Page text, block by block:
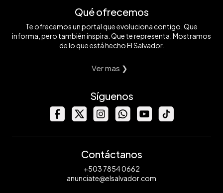
Qué ofrecemos
Te ofrecemos un portal que evoluciona contigo. Que
informa, pero también inspira. Que te representa. Mostramos
de lo que está hecho El Salvador.
Ver mas ❯
Síguenos
Contáctanos
+503 7854 0662
anunciate@elsalvador.com